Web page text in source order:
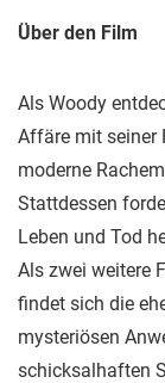
Über den Film
Als Woody
Affäre mit seiner
moderne
Stattdessen
Leben und Tod
Als zwei weitere
findet sich die
mysteriösen
schicksalhaften